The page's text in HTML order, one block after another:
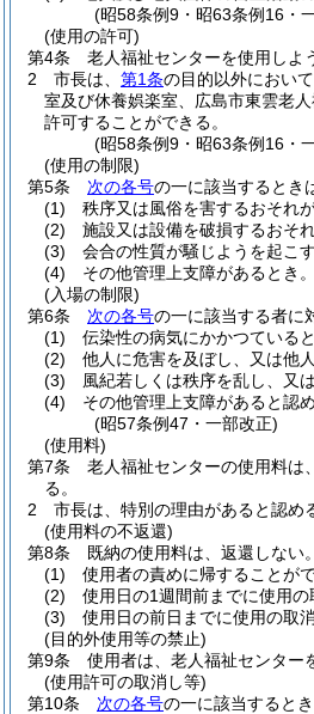
(昭58条例9・昭63条例16・
(使用の許可)
第4条
老人福祉センターを使用しよ
2
市長は、 第1条の目的以外におい
室及び休養娯楽室、広島市東雲老
許可することができる。
(昭58条例9・昭63条例16・
(使用の制限)
第5条
次の各号の一に該当するとき
(1)
秩序又は風俗を害するおそれ
(2)
施設又は設備を破損するおそ
(3)
会合の性質が騒じようを起こ
(4)
その他管理上支障があるとき。
(入場の制限)
第6条
次の各号の一に該当する者に
(1)
伝染性の病気にかかつている
(2)
他人に危害を及ぼし、又は他
(3)
風紀若しくは秩序を乱し、又
(4)
その他管理上支障があると認
(昭57条例47・一部改正)
(使用料)
第7条
老人福祉センターの使用料は
る。
2
市長は、特別の理由があると認め
(使用料の不返還)
第8条
既納の使用料は、返還しない。
(1)
使用者の責めに帰することが
(2)
使用日の1週間前までに使用
(3)
使用日の前日までに使用の取
(目的外使用等の禁止)
第9条
使用者は、老人福祉センター
(使用許可の取消し等)
第10条
次の各号の一に該当すると